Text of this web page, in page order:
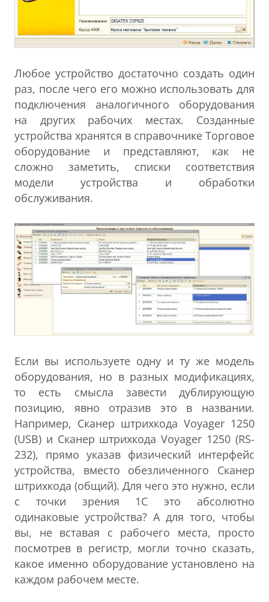
Любое устройство достаточно создать один
раз, после чего его можно использовать для
подключения аналогичного оборудования
на других рабочих местах. Созданные
устройства хранятся в справочнике Торговое
оборудование и представляют, как не
сложно заметить, списки соответствия
модели устройства и обработки
обслуживания.
Если вы используете одну и ту же модель
оборудования, но в разных модификациях,
то есть смысла завести дублирующую
позицию, явно отразив это в названии.
Например, Сканер штрихкода Voyager 1250
(USB) и Сканер штрихкода Voyager 1250 (RS-
232), прямо указав физический интерфейс
устройства, вместо обезличенного Сканер
штрихкода (общий). Для чего это нужно, если
с точки зрения 1С это абсолютно
одинаковые устройства? А для того, чтобы
вы, не вставая с рабочего места, просто
посмотрев в регистр, могли точно сказать,
какое именно оборудование установлено на
каждом рабочем месте.